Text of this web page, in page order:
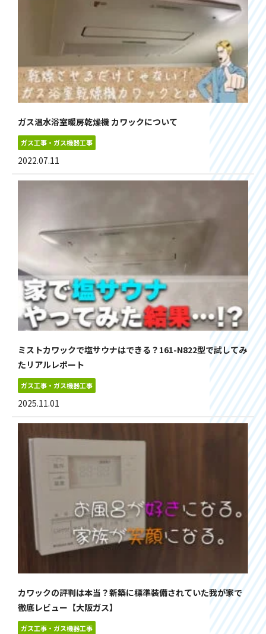
ガス温水浴室暖房乾燥機 カワックについて
ガス工事・ガス機器工事
2022.07.11
ミストカワックで塩サウナはできる？161-N822型で試してみ
たリアルレポート
ガス工事・ガス機器工事
2025.11.01
カワックの評判は本当？新築に標準装備されていた我が家で
徹底レビュー【大阪ガス】
ガス工事・ガス機器工事